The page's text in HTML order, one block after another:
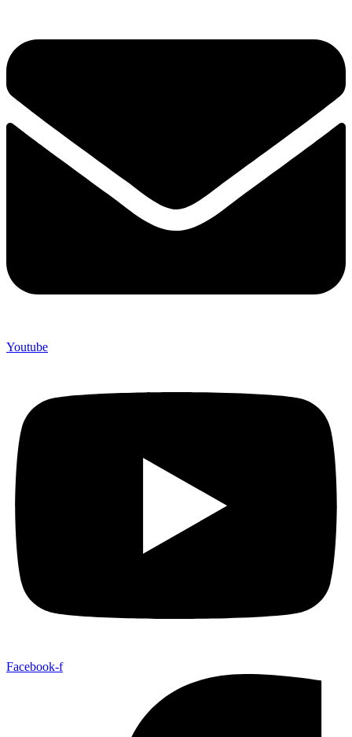
Youtube
Facebook-f